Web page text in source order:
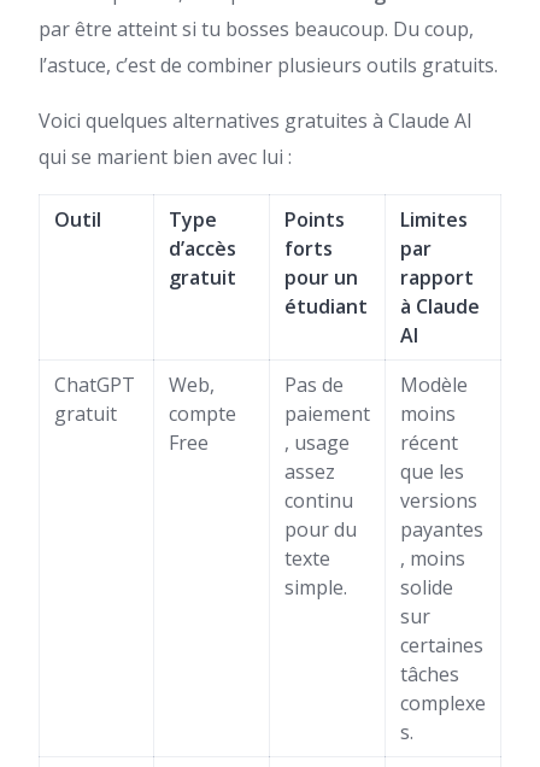
par être atteint si tu bosses beaucoup. Du coup,
l’astuce, c’est de combiner plusieurs outils gratuits.
Voici quelques alternatives gratuites à Claude AI
qui se marient bien avec lui :
Outil
Type
d’accès
gratuit
Points
forts
pour un
étudiant
Limites
par
rapport
à Claude
AI
ChatGPT
gratuit
Web,
compte
Free
Pas de
paiement
, usage
assez
continu
pour du
texte
simple.
Modèle
moins
récent
que les
versions
payantes
, moins
solide
sur
certaines
tâches
complexe
s.